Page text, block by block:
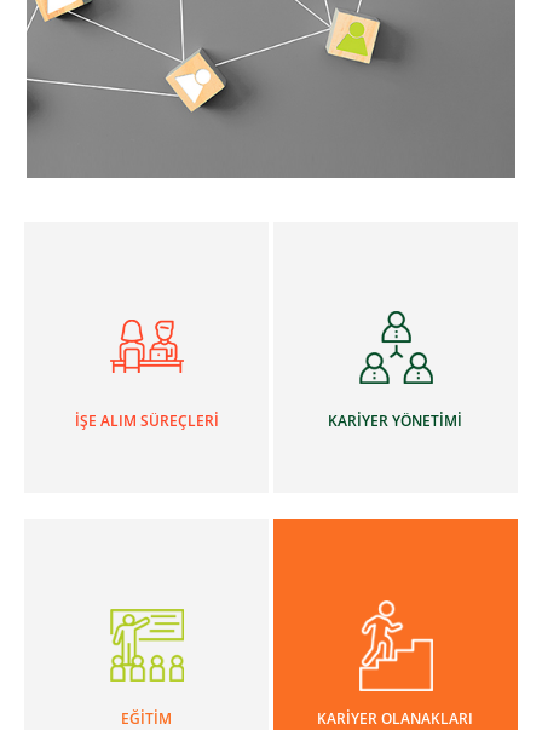
İŞE ALIM SÜREÇLERİ KARİYER YÖNETİMİ
EĞİTİM KARİYER OLANAKLARI